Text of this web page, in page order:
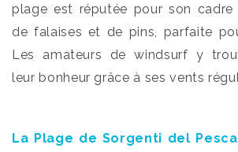
plage est réputée pour son cadre
de falaises et de pins, parfaite
Les amateurs de windsurf y
leur bonheur grâce à ses vents
La Plage de Sorgenti del